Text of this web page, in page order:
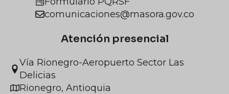
comunicaciones@masora.gov.co
Atención presencial
Vía Rionegro-Aeropuerto Sector Las
Delicias
Rionegro, Antioquia